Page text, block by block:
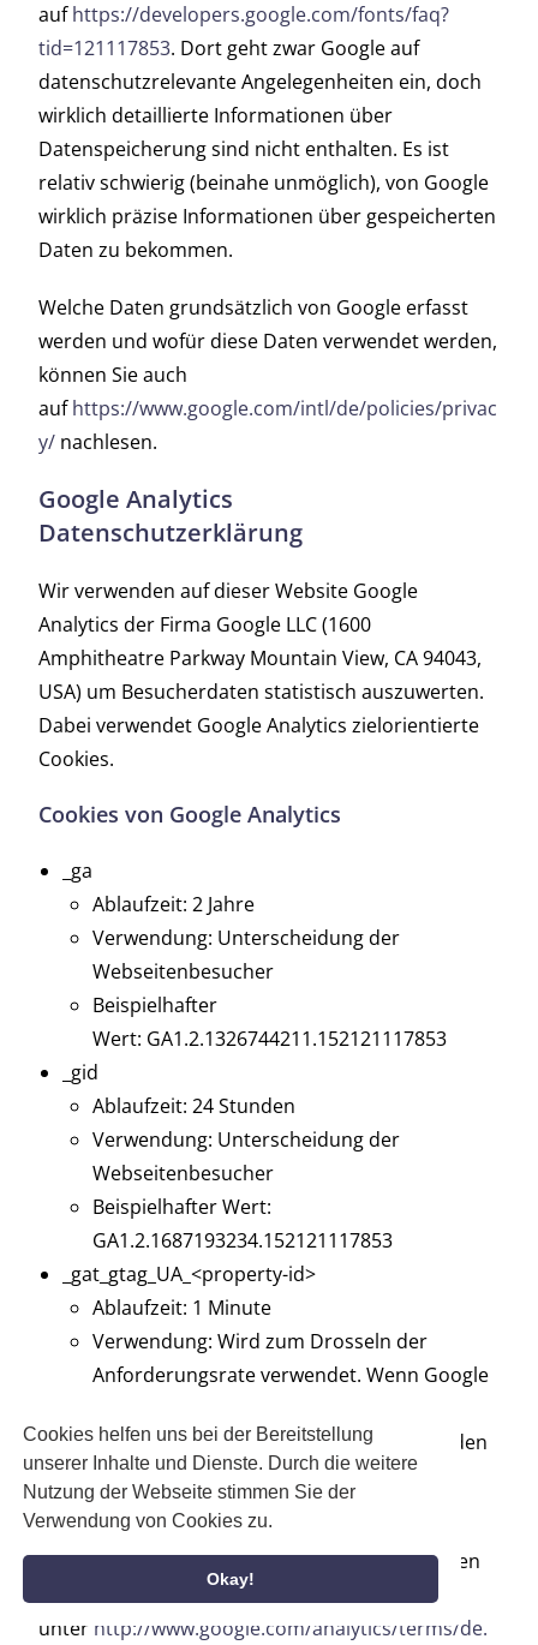
Cookies helfen uns bei der Bereitstellung
unserer Inhalte und Dienste. Durch die weitere
Nutzung der Webseite stimmen Sie der
Verwendung von Cookies zu.
Okay!
aufhttps://developers.google.com/fonts/faq?
tid=121117853. Dort geht zwar Google auf
datenschutzrelevante Angelegenheiten ein, doch
wirklich detaillierte Informationen über
Datenspeicherung sind nicht enthalten. Es ist
relativ schwierig (beinahe unmöglich), von Google
wirklich präzise Informationen über gespeicherten
Daten zu bekommen.
Welche Daten grundsätzlich von Google erfasst
werden und wofür diese Daten verwendet werden,
können Sie auch
aufhttps://www.google.com/intl/de/policies/privac
y/ nachlesen.
Google Analytics
Datenschutzerklärung
Wir verwenden auf dieser Website Google
Analytics der Firma Google LLC (1600
Amphitheatre Parkway Mountain View, CA 94043,
USA) um Besucherdaten statistisch auszuwerten.
Dabei verwendet Google Analytics zielorientierte
Cookies.
Cookies von Google Analytics
_ga
Ablaufzeit: 2 Jahre
Verwendung: Unterscheidung der
Webseitenbesucher
Beispielhafter
Wert: GA1.2.1326744211.152121117853
_gid
Ablaufzeit: 24 Stunden
Verwendung: Unterscheidung der
Webseitenbesucher
Beispielhafter Wert:
GA1.2.1687193234.152121117853
_gat_gtag_UA_<property-id>
Ablaufzeit: 1 Minute
Verwendung: Wird zum Drosseln der
Anforderungsrate verwendet. Wenn Google
bereitgestellt wird, erhält dieser Cookie den
Namen _dc_gtm_ <property-id>.
Beispielhafter Wert: 1
Nähere Informationen zu Nutzungsbedingungen
und Datenschutz finden Sie
unter http://www.google.com/analytics/terms/de.